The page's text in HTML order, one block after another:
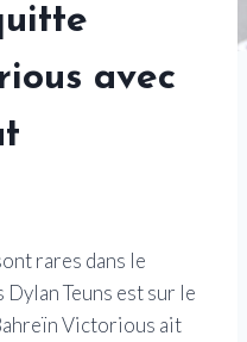
avec
rares dans le
Teuns est sur le
Victorious ait